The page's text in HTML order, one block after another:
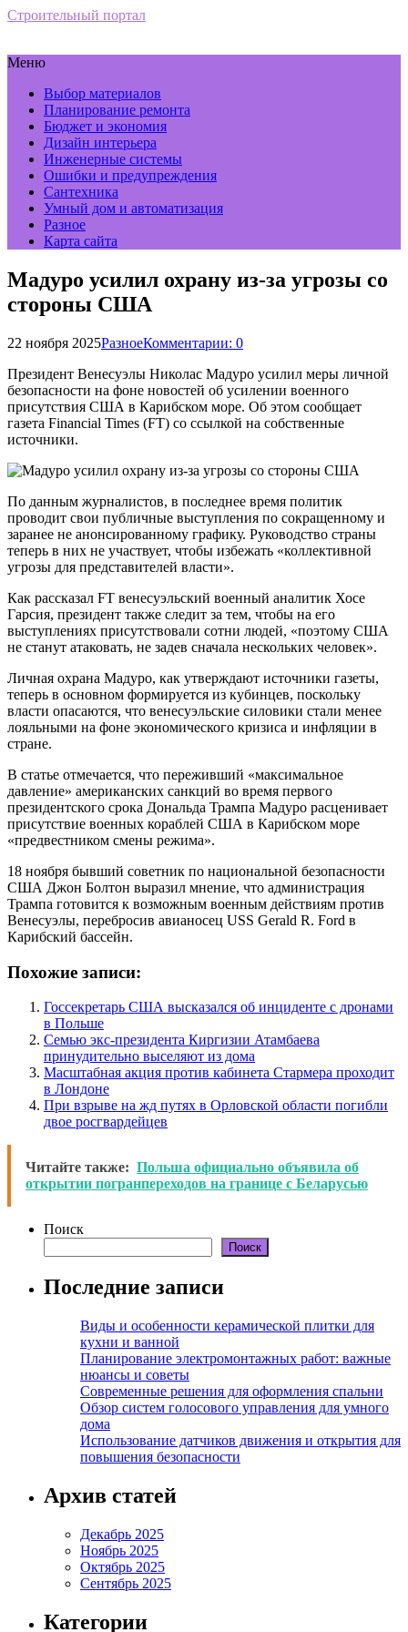
Строительный портал
Меню
Выбор материалов
Планирование ремонта
Бюджет и экономия
Дизайн интерьера
Инженерные системы
Ошибки и предупреждения
Сантехника
Умный дом и автоматизация
Разное
Карта сайта
Мадуро усилил охрану из-за угрозы со
стороны США
22 ноября 2025РазноеКомментарии: 0
Президент Венесуэлы Николас Мадуро усилил меры личной
безопасности на фоне новостей об усилении военного
присутствия США в Карибском море. Об этом сообщает
газета Financial Times (FT) со ссылкой на собственные
источники.
По данным журналистов, в последнее время политик
проводит свои публичные выступления по сокращенному и
заранее не анонсированному графику. Руководство страны
теперь в них не участвует, чтобы избежать «коллективной
угрозы для представителей власти».
Как рассказал FT венесуэльский военный аналитик Хосе
Гарсия, президент также следит за тем, чтобы на его
выступлениях присутствовали сотни людей, «поэтому США
не станут атаковать, не задев сначала нескольких человек».
Личная охрана Мадуро, как утверждают источники газеты,
теперь в основном формируется из кубинцев, поскольку
власти опасаются, что венесуэльские силовики стали менее
лояльными на фоне экономического кризиса и инфляции в
стране.
В статье отмечается, что переживший «максимальное
давление» американских санкций во время первого
президентского срока Дональда Трампа Мадуро расценивает
присутствие военных кораблей США в Карибском море
«предвестником смены режима».
18 ноября бывший советник по национальной безопасности
США Джон Болтон выразил мнение, что администрация
Трампа готовится к возможным военным действиям против
Венесуэлы, перебросив авианосец USS Gerald R. Ford в
Карибский бассейн.
Похожие записи:
Госсекретарь США высказался об инциденте с дронами
в Польше
Семью экс-президента Киргизии Атамбаева
принудительно выселяют из дома
Масштабная акция против кабинета Стармера проходит
в Лондоне
При взрыве на жд путях в Орловской области погибли
двое росгвардейцев
Читайте также: Польша официально объявила об
открытии погранпереходов на границе с Беларусью
Поиск
Поиск
Последние записи
Виды и особенности керамической плитки для
кухни и ванной
Планирование электромонтажных работ: важные
нюансы и советы
Современные решения для оформления спальни
Обзор систем голосового управления для умного
дома
Использование датчиков движения и открытия для
повышения безопасности
Архив статей
Декабрь 2025
Ноябрь 2025
Октябрь 2025
Сентябрь 2025
Категории